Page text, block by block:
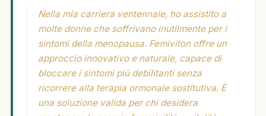
Nella mia carriera ventennale, ho assistito a
molte donne che soffrivano inutilmente per i
sintomi della menopausa. Femiviton offre un
approccio innovativo e naturale, capace di
bloccare i sintomi più debilitanti senza
ricorrere alla terapia ormonale sostitutiva. È
una soluzione valida per chi desidera